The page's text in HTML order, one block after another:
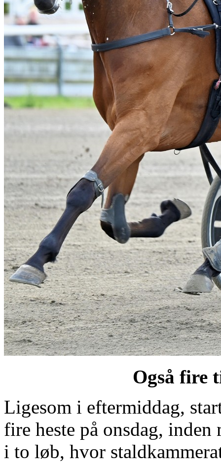
Også fire
Ligesom i eftermiddag,
fire heste på onsdag,
i to løb, hvor